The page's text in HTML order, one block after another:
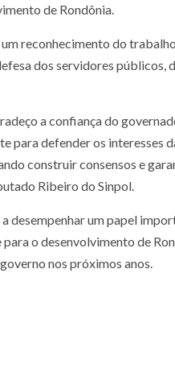
de Rondônia.
reconhecimento do
dos servidores públicos,
a confiança do
para defender os interesses
construir consensos e
Ribeiro do Sinpol.
desempenhar um papel
o desenvolvimento de
nos próximos anos.